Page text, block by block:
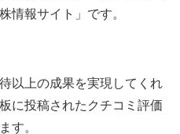
情報サイト」です。
以上の成果を実現してくれ
に投稿されたクチコミ評価
す。